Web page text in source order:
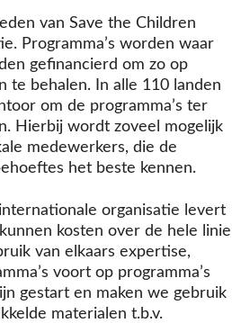
van Save the Children
Programma’s worden waar
gefinancierd om zo op
te behalen. In alle 110 landen
om de programma’s ter
Hierbij wordt zoveel mogelijk
medewerkers, die de
het beste kennen.
organisatie levert
kosten over de hele linie
van elkaars expertise,
voort op programma’s
gestart en maken we gebruik
materialen t.b.v.